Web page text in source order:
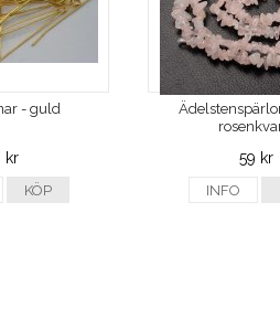
- guld
kr
KÖP
59 kr
INFO